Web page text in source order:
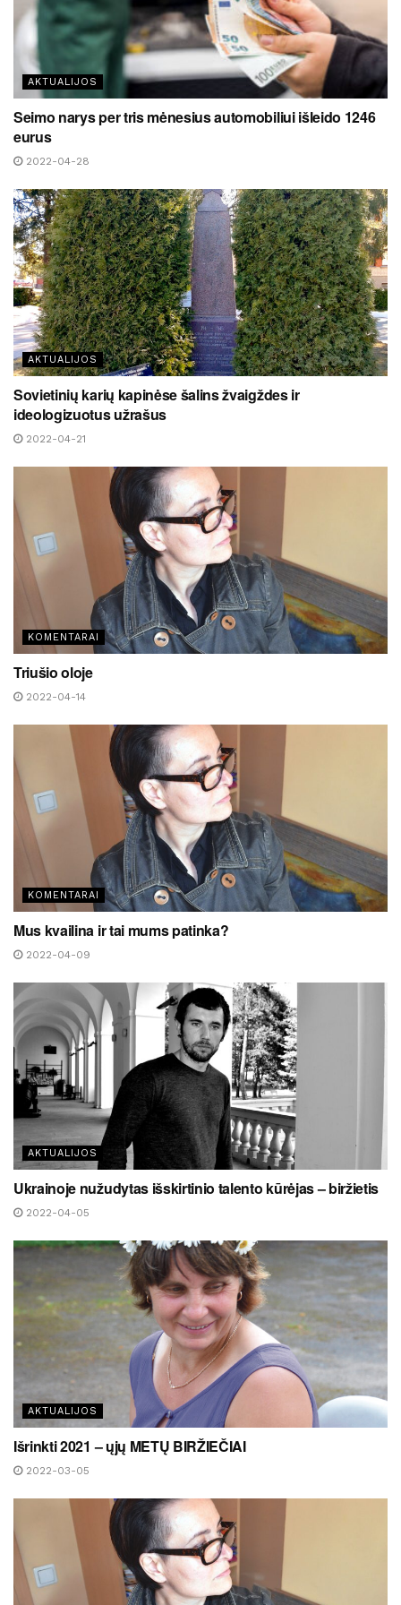
AKTUALIJOS
Seimo narys per tris mėnesius automobiliui išleido 1246
eurus
2022-04-28
AKTUALIJOS
Sovietinių karių kapinėse šalins žvaigždes ir
ideologizuotus užrašus
2022-04-21
KOMENTARAI
Triušio oloje
2022-04-14
KOMENTARAI
Mus kvailina ir tai mums patinka?
2022-04-09
AKTUALIJOS
Ukrainoje nužudytas išskirtinio talento kūrėjas – biržietis
2022-04-05
AKTUALIJOS
Išrinkti 2021 – ųjų METŲ BIRŽIEČIAI
2022-03-05